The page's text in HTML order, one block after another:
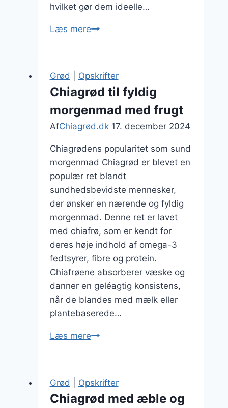
hvilket gør dem ideelle…
Læs mereChiagrød
sund
livsstil
Grød Opskrifter
Chiagrød til fyldig
morgenmad med frugt
AfChiagrød.dk 17. december 2024
Chiagrødens popularitet som sund
morgenmad Chiagrød er blevet en
populær ret blandt
sundhedsbevidste mennesker,
der ønsker en nærende og fyldig
morgenmad. Denne ret er lavet
med chiafrø, som er kendt for
deres høje indhold af omega-3
fedtsyrer, fibre og protein.
Chiafrøene absorberer væske og
danner en geléagtig konsistens,
når de blandes med mælk eller
plantebaserede…
Læs mereChiagrød
med
frugt
Grød Opskrifter
Chiagrød med æble og